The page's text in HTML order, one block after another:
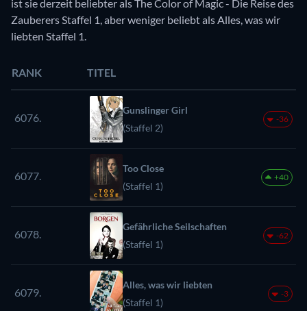
ist sie derzeit beliebter als The Color of Magic - Die Reise des
Zauberers Staffel 1, aber weniger beliebt als Alles, was wir
liebten Staffel 1.
RANK TITEL
6076.
Gunslinger Girl
(Staffel 2)
-36
6077.
Too Close
(Staffel 1)
+40
6078.
Gefährliche Seilschaften
(Staffel 1)
-62
6079.
Alles, was wir liebten
(Staffel 1)
-3